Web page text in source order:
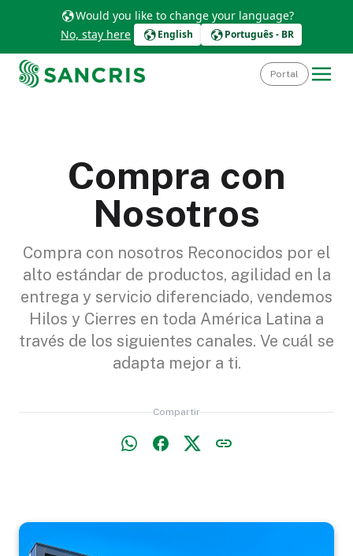
Would you like to change your language?
No, stay here
English Português - BR
Portal
Compra con
Nosotros
Compra con nosotros Reconocidos por el
alto estándar de productos, agilidad en la
entrega y servicio diferenciado, vendemos
Hilos y Cierres en toda América Latina a
través de los siguientes canales. Ve cuál se
adapta mejor a ti.
Compartir